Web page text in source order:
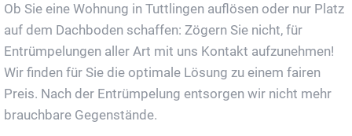
Ob Sie eine Wohnung in Tuttlingen auflösen oder nur Platz
auf dem Dachboden schaffen: Zögern Sie nicht, für
Entrümpelungen aller Art mit uns Kontakt aufzunehmen!
Wir finden für Sie die optimale Lösung zu einem fairen
Preis. Nach der Entrümpelung entsorgen wir nicht mehr
brauchbare Gegenstände.